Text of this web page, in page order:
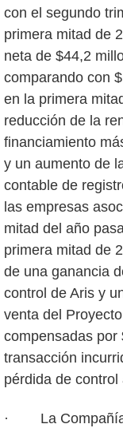
con el segundo
primera mitad de
neta de $44,2
comparando con
en la primera
reducción de la
financiamiento
y un aumento de
contable de
las empresas
mitad del año
primera mitad de
de una ganancia
control de Aris y
venta del
compensadas por
transacción
pérdida de
· La Compañía